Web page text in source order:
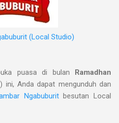
(Local Studio)
puasa di bulan Ramadhan
ini, Anda dapat mengunduh dan
Ngabuburitbesutan Local